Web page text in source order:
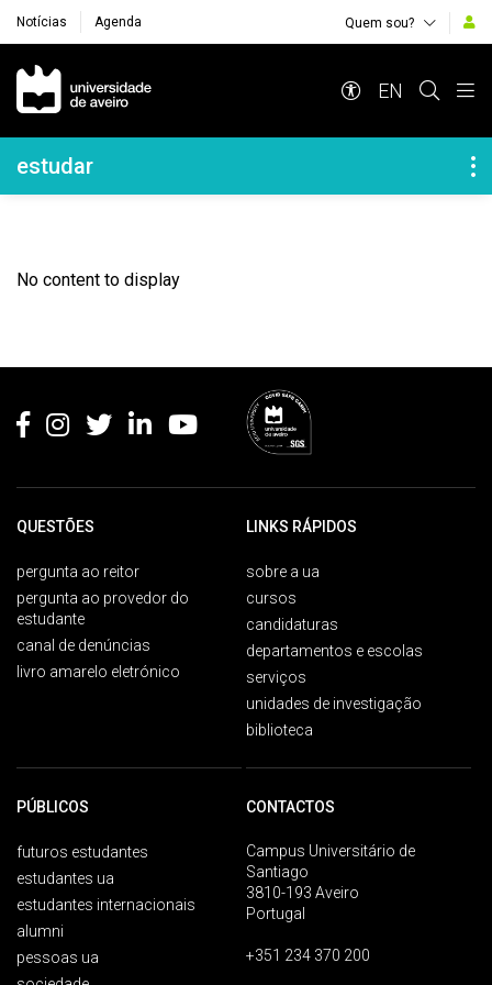
Notícias Agenda Quem sou?
Navegação Principal
EN
Navegação Lateral
estudar
No content to display
QUESTÕES
pergunta ao reitor
pergunta ao provedor do
estudante
canal de denúncias
livro amarelo eletrónico
LINKS RÁPIDOS
sobre a ua
cursos
candidaturas
departamentos e escolas
serviços
unidades de investigação
biblioteca
PÚBLICOS
futuros estudantes
estudantes ua
estudantes internacionais
alumni
pessoas ua
CONTACTOS
Campus Universitário de
Santiago
3810-193 Aveiro
Portugal
+351 234 370 200